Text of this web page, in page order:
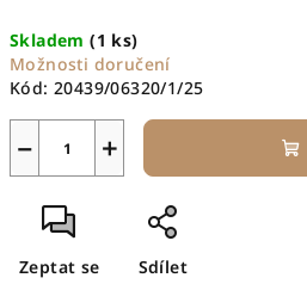
cena:
Skladem(1 ks)
Možnosti doručení
Kód: 20439/06320/1/25
+
−
Zeptat se Sdílet